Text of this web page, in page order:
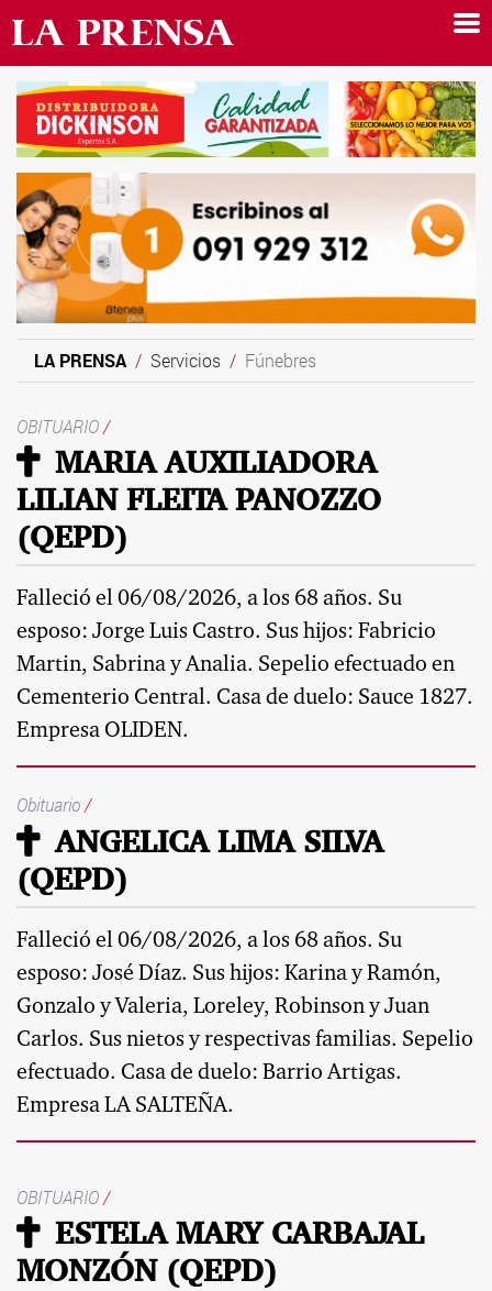
LA PRENSA Servicios Fúnebres
OBITUARIO/
MARIA AUXILIADORA
LILIAN FLEITA PANOZZO
(QEPD)
Falleció el 06/08/2026, a los 68 años. Su
esposo: Jorge Luis Castro. Sus hijos: Fabricio
Martin, Sabrina y Analia. Sepelio efectuado en
Cementerio Central. Casa de duelo: Sauce 1827.
Empresa OLIDEN.
Obituario/
ANGELICA LIMA SILVA
(QEPD)
Falleció el 06/08/2026, a los 68 años. Su
esposo: José Díaz. Sus hijos: Karina y Ramón,
Gonzalo y Valeria, Loreley, Robinson y Juan
Carlos. Sus nietos y respectivas familias. Sepelio
efectuado. Casa de duelo: Barrio Artigas.
Empresa LA SALTEÑA.
OBITUARIO/
ESTELA MARY CARBAJAL
MONZÓN (QEPD)